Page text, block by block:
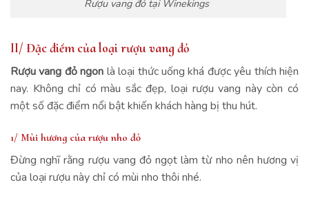
Rượu vang đỏ tại Winekings
II/ Đặc điểm của loại rượu vang đỏ
Rượu vang đỏ ngon là loại thức uống khá được yêu thích hiện
nay. Không chỉ có màu sắc đẹp, loại rượu vang này còn có
một số đặc điểm nổi bật khiến khách hàng bị thu hút.
1/ Mùi hương của rượu nho đỏ
Đừng nghĩ rằng rượu vang đỏ ngọt làm từ nho nên hương vị
của loại rượu này chỉ có mùi nho thôi nhé.